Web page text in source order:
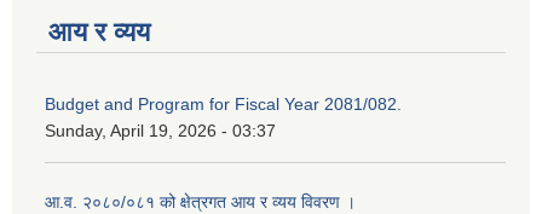
आय र व्यय
Budget and Program for Fiscal Year 2081/082.
Sunday, April 19, 2026 - 03:37
आ.व. २०८०/०८१ को क्षेत्रगत आय र व्यय विवरण ।